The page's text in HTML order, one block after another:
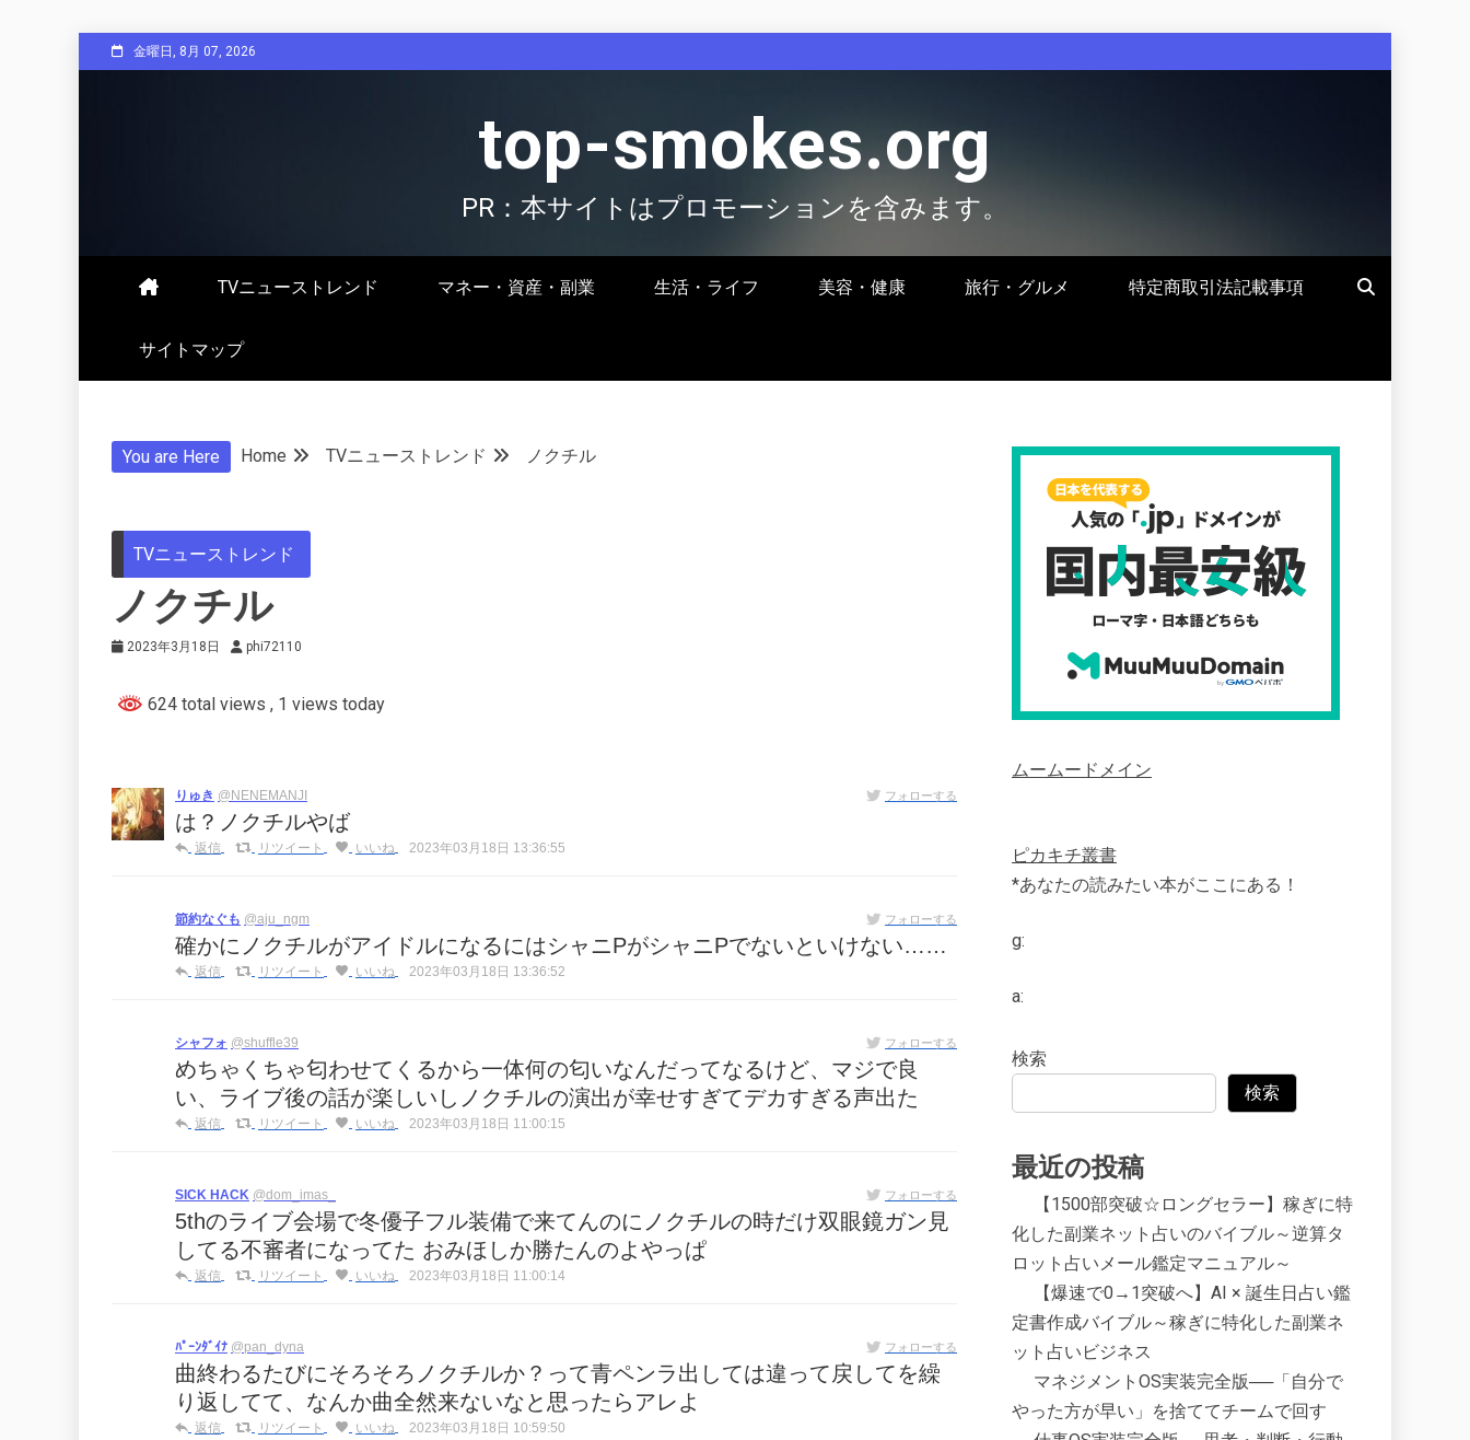
to
金曜日, 8月 07, 2026
top-smokes.org
PR：本サイトはプロモーションを含みます。
TVニューストレンド マネー・資産・副業 生活・ライフ 美容・健康 旅行・グルメ 特定商取引法記載事項
サイトマップ
You are Here Home TVニューストレンド ノクチル
TVニューストレンド
ノクチル
2023年3月18日 phi72110
624 total views , 1 views today
りゅき @NENEMANJI フォローする
は？ノクチルやば
返信 リツイート いいね 2023年03月18日 13:36:55
節約なぐも @aju_ngm フォローする
確かにノクチルがアイドルになるにはシャニPがシャニPでないといけない……
返信 リツイート いいね 2023年03月18日 13:36:52
シャフォ @shuffle39 フォローする
めちゃくちゃ匂わせてくるから一体何の匂いなんだってなるけど、マジで良
い、ライブ後の話が楽しいしノクチルの演出が幸せすぎてデカすぎる声出た
返信 リツイート いいね 2023年03月18日 11:00:15
SICK HACK @dom_imas_ フォローする
5thのライブ会場で冬優子フル装備で来てんのにノクチルの時だけ双眼鏡ガン見
してる不審者になってた おみほしか勝たんのよやっぱ
返信 リツイート いいね 2023年03月18日 11:00:14
ﾊﾟｰﾝﾀﾞｲﾅ @pan_dyna フォローする
曲終わるたびにそろそろノクチルか？って青ペンラ出しては違って戻してを繰
り返してて、なんか曲全然来ないなと思ったらアレよ
返信 リツイート いいね 2023年03月18日 10:59:50
ムームードメイン
ピカキチ叢書
*あなたの読みたい本がここにある！
g:
a:
検索
検索
最近の投稿
【1500部突破☆ロングセラー】稼ぎに特
化した副業ネット占いのバイブル～逆算タ
ロット占いメール鑑定マニュアル～
【爆速で0→1突破へ】AI × 誕生日占い鑑
定書作成バイブル～稼ぎに特化した副業ネ
ット占いビジネス
マネジメントOS実装完全版──「自分で
やった方が早い」を捨ててチームで回す